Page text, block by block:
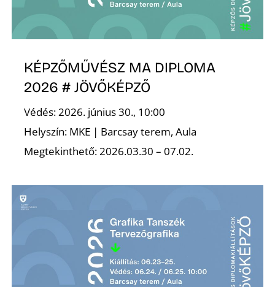
KÉPZŐMŰVÉSZ MA DIPLOMA
2026 # JÖVŐKÉPZŐ
Védés: 2026. június 30., 10:00
Helyszín: MKE | Barcsay terem, Aula
Megtekinthető: 2026.03.30 – 07.02.